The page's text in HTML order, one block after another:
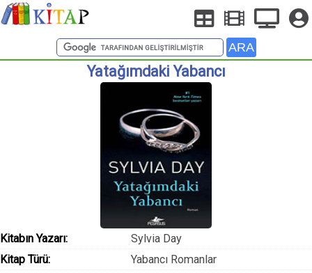
Yatağımdaki Yabancı
Kitabın Yazarı:
Sylvia Day
Kitap Türü:
Yabancı Romanlar